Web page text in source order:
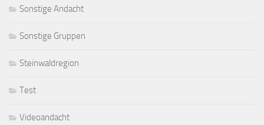
Sonstige Andacht
Sonstige Gruppen
Steinwaldregion
Test
Videoandacht